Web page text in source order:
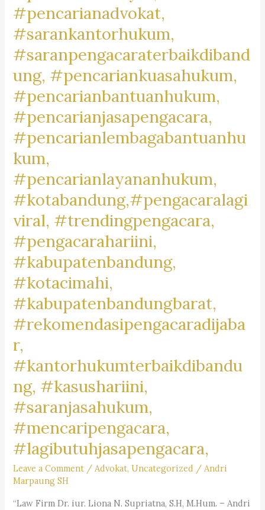
#lawyertiktok,
#rekomendasipengacara,
#rekomendasilawyer,
#beranda,
#pengacaratrendingdibandung,
#pengacaralagiviraldicimahi,
#pengacarapalingbanyakdicari,
#pengacaratanah,
#pengacarashm,
#aktivitaslawyer,
#caripengacaradigoogle,
#pengacarapalingtop,
#googletrend,
#googletrending,
#pencarianadvokat,
#sarankantorhukum,
#saranpengacaraterbaikdiband
ung, #pencariankuasahukum,
#pencarianbantuanhukum,
#pencarianjasapengacara,
#pencarianlembagabantuanhu
kum,
#pencarianlayananhukum,
#kotabandung,#pengacaralagi
viral, #trendingpengacara,
#pengacarahariini,
#kabupatenbandung,
#kotacimahi,
#kabupatenbandungbarat,
#rekomendasipengacaradijaba
r,
#kantorhukumterbaikdibandu
ng, #kasushariini,
#saranjasahukum,
#mencaripengacara,
#lagibutuhjasapengacara,
Leave a Comment / Advokat,Uncategorized / Andri
Marpaung SH
“Law Firm Dr. iur. Liona N. Supriatna, S.H, M.Hum. – Andri